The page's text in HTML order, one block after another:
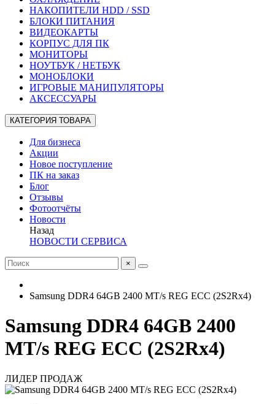
НАКОПИТЕЛИ HDD / SSD
БЛОКИ ПИТАНИЯ
ВИДЕОКАРТЫ
КОРПУС ДЛЯ ПК
МОНИТОРЫ
НОУТБУК / НЕТБУК
МОНОБЛОКИ
ИГРОВЫЕ МАНИПУЛЯТОРЫ
АКСЕССУАРЫ
КАТЕГОРИЯ ТОВАРА
Для бизнеса
Акции
Новое поступление
ПК на заказ
Блог
Отзывы
Фотоотчёты
Новости
Назад
НОВОСТИ СЕРВИСА
×
Samsung DDR4 64GB 2400 MT/s REG ECC (2S2Rx4)
Samsung DDR4 64GB 2400
MT/s REG ECC (2S2Rx4)
ЛИДЕР ПРОДАЖ